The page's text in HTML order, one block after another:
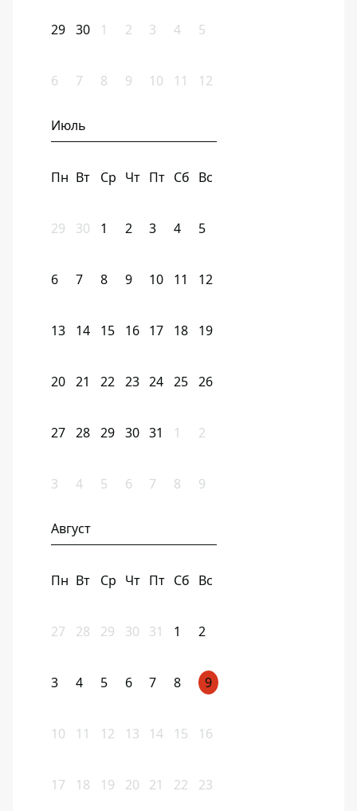
29 30 1 2 3 4 5
6 7 8 9 10 11 12
Июль
Пн Вт Ср Чт Пт Сб Вс
29 30 1 2 3 4 5
6 7 8 9 10 11 12
13 14 15 16 17 18 19
20 21 22 23 24 25 26
27 28 29 30 31 1 2
3 4 5 6 7 8 9
Август
Пн Вт Ср Чт Пт Сб Вс
27 28 29 30 31 1 2
3 4 5 6 7 8 9
10 11 12 13 14 15 16
17 18 19 20 21 22 23